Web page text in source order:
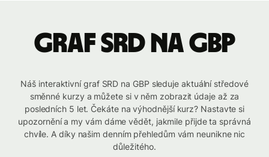
graf SRD na GBP
Náš interaktivní graf SRD na GBP sleduje aktuální středové
směnné kurzy a můžete si v něm zobrazit údaje až za
posledních 5 let. Čekáte na výhodnější kurz? Nastavte si
upozornění a my vám dáme vědět, jakmile přijde ta správná
chvíle. A díky našim denním přehledům vám neunikne nic
důležitého.